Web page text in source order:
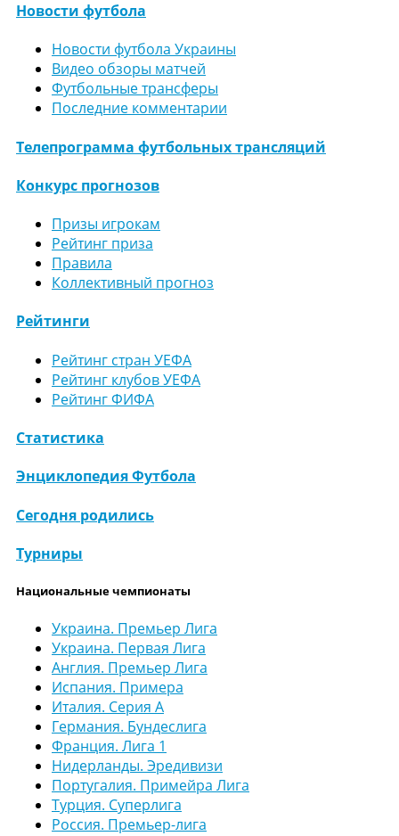
Новости футбола
Новости футбола Украины
Видео обзоры матчей
Футбольные трансферы
Последние комментарии
Телепрограмма футбольных трансляций
Конкурс прогнозов
Призы игрокам
Рейтинг приза
Правила
Коллективный прогноз
Рейтинги
Рейтинг стран УЕФА
Рейтинг клубов УЕФА
Рейтинг ФИФА
Статистика
Энциклопедия Футбола
Сегодня родились
Турниры
Национальные чемпионаты
Украина. Премьер Лига
Украина. Первая Лига
Англия. Премьер Лига
Испания. Примера
Италия. Серия А
Германия. Бундеслига
Франция. Лига 1
Нидерланды. Эредивизи
Португалия. Примейра Лига
Турция. Суперлига
Россия. Премьер-лига